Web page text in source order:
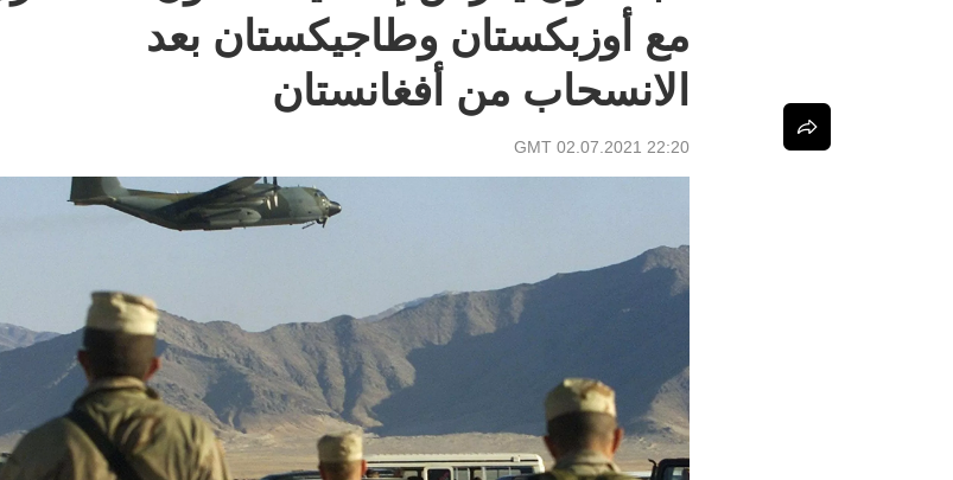
مع أوزبكستان وطاجيكستان بعد
الانسحاب من أفغانستان
22:20 GMT 02.07.2021